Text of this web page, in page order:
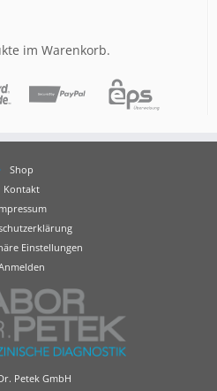
im Warenkorb.
Shop
Kontakt
Einstellungen
Petek GmbH